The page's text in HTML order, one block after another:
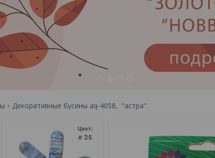
Декоративные бусины aq-4058, "астра"